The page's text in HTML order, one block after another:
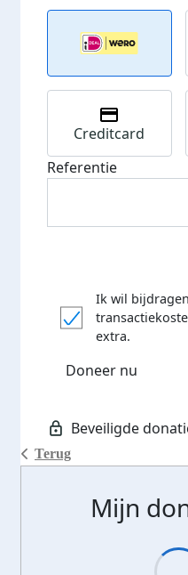
Terug
Creditcard
Referentie
Ik wil
extra.
Doneer nu
Mijn